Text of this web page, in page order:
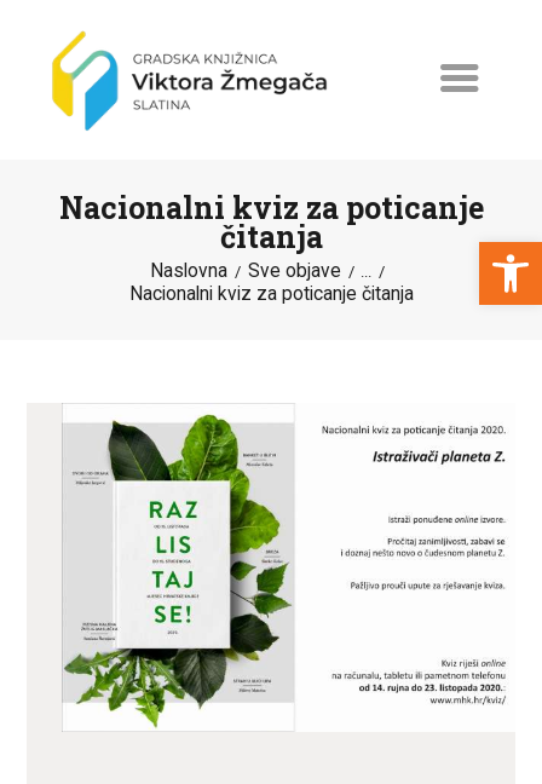
Open toolbar
Nacionalni kviz za poticanje
čitanja
Naslovna Sve objave ...
Nacionalni kviz za poticanje čitanja
NASLOVNA
PROGRAMI I PROJEKTI
KATALOG
O KNJIŽNICI
ZA KORISNIKE
ODJELI
DOKUMENTI
KONTAKT